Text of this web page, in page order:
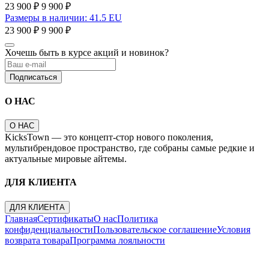
23 900 ₽ 9 900 ₽
Размеры в наличии: 41.5 EU
23 900 ₽ 9 900 ₽
Хочешь быть в курсе акций и новинок?
Подписаться
О НАС
О НАС
KicksTown — это концепт-стор нового поколения,
мультибрендовое пространство, где собраны самые редкие и
актуальные мировые айтемы.
ДЛЯ КЛИЕНТА
ДЛЯ КЛИЕНТА
ГлавнаяСертификатыО насПолитика
конфиденциальностиПользовательское соглашениеУсловия
возврата товараПрограмма лояльности